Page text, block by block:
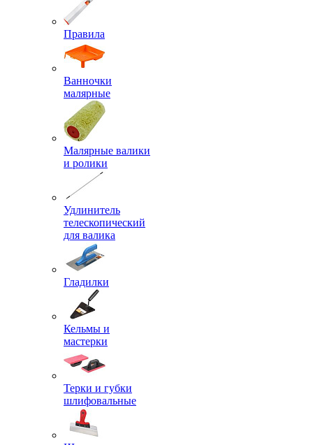
Правила
Ванночки
малярные
Малярные валики
и ролики
Удлинитель
телескопический
для валика
Гладилки
Кельмы и
мастерки
Терки и губки
шлифовальные